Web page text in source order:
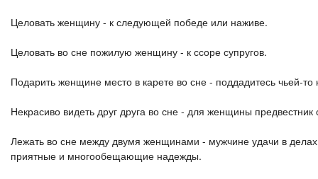
Целовать женщину - к следующей победе или наживе.
Целовать во сне пожилую женщину - к ссоре супругов.
Подарить женщине место в карете во сне - поддадитесь чьей-то
Некрасиво видеть друг друга во сне - для женщины
Лежать во сне между двумя женщинами - мужчине удачи в
приятные и многообещающие надежды.